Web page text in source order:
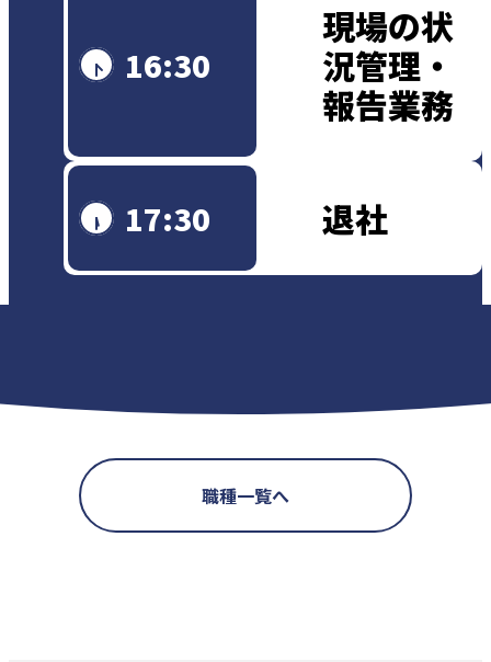
16:30
現場の状
況管理・
報告業務
17:30 退社
職種一覧へ